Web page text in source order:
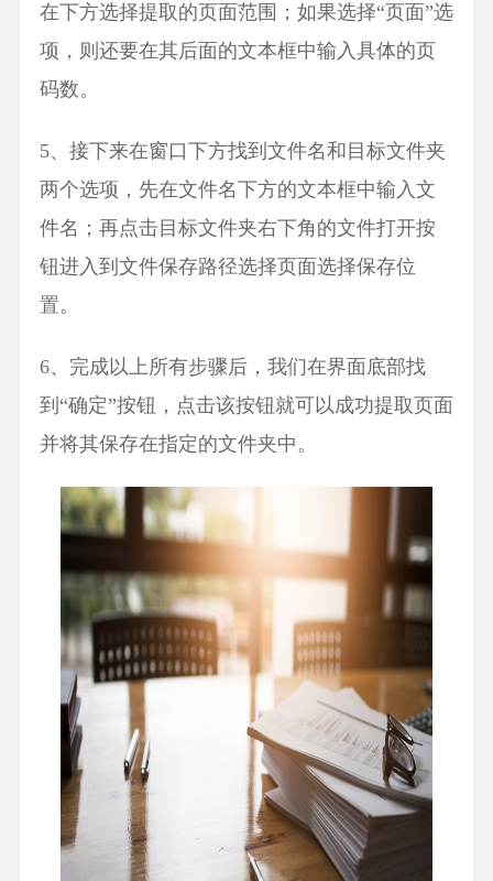
在下方选择提取的页面范围；如果选择“页面”选
项，则还要在其后面的文本框中输入具体的页
码数。
5、接下来在窗口下方找到文件名和目标文件夹
两个选项，先在文件名下方的文本框中输入文
件名；再点击目标文件夹右下角的文件打开按
钮进入到文件保存路径选择页面选择保存位
置。
6、完成以上所有步骤后，我们在界面底部找
到“确定”按钮，点击该按钮就可以成功提取页面
并将其保存在指定的文件夹中。